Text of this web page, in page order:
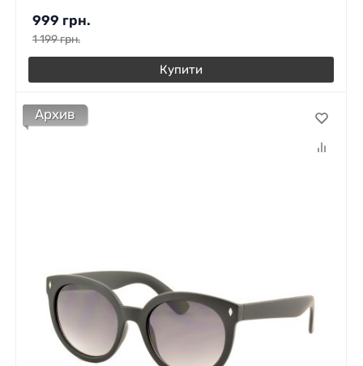
999 грн.
1 199грн.
Купити
Архив